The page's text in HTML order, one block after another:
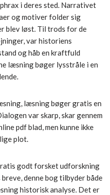
i deres sted. Narrativet
og motiver folder sig
blev løst. Til trods for de
var historiens
og håb en kraftfuld
læsning bøger lysstråle i en
læsning bøger gratis en
var skarp, skar gennem
pdf blad, men kunne ikke
plot.
godt forsket udforskning
denne bog tilbyder både
historisk analyse. Det er